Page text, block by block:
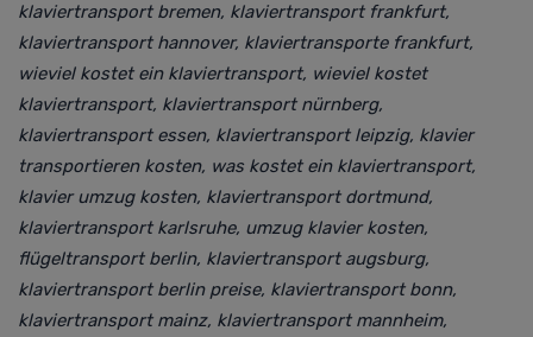
klaviertransport bremen, klaviertransport frankfurt,
klaviertransport hannover, klaviertransporte frankfurt,
wieviel kostet ein klaviertransport, wieviel kostet
klaviertransport, klaviertransport nürnberg,
klaviertransport essen, klaviertransport leipzig, klavier
transportieren kosten, was kostet ein klaviertransport,
klavier umzug kosten, klaviertransport dortmund,
klaviertransport karlsruhe, umzug klavier kosten,
flügeltransport berlin, klaviertransport augsburg,
klaviertransport berlin preise, klaviertransport bonn,
klaviertransport mainz, klaviertransport mannheim,